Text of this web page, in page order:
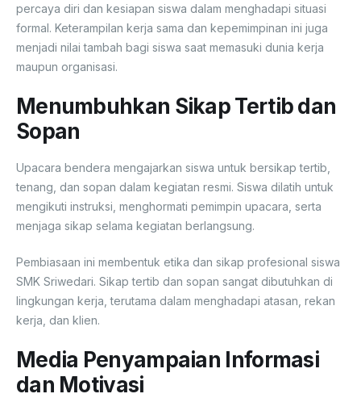
percaya diri dan kesiapan siswa dalam menghadapi situasi
formal. Keterampilan kerja sama dan kepemimpinan ini juga
menjadi nilai tambah bagi siswa saat memasuki dunia kerja
maupun organisasi.
Menumbuhkan Sikap Tertib dan
Sopan
Upacara bendera mengajarkan siswa untuk bersikap tertib,
tenang, dan sopan dalam kegiatan resmi. Siswa dilatih untuk
mengikuti instruksi, menghormati pemimpin upacara, serta
menjaga sikap selama kegiatan berlangsung.
Pembiasaan ini membentuk etika dan sikap profesional siswa
SMK Sriwedari. Sikap tertib dan sopan sangat dibutuhkan di
lingkungan kerja, terutama dalam menghadapi atasan, rekan
kerja, dan klien.
Media Penyampaian Informasi
dan Motivasi